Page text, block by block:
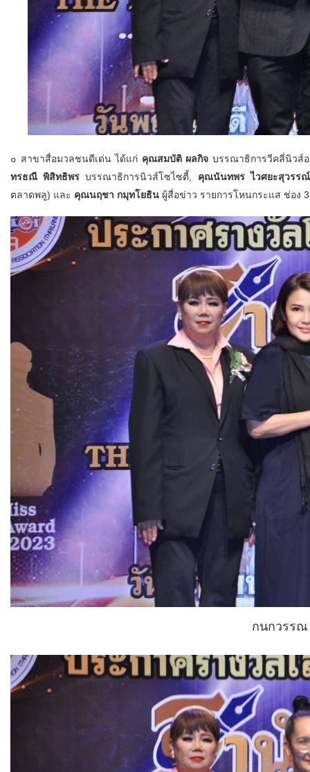
๐ สาขาสื่อมวลชนดีเด่น ได้แก่ คุณสมบัติ ผลกิจ บรรณาธิการวีคลี่นิวส์
ทรธณี พิสิทธิพร บรรณาธิการนิวส์โซไซตี้, คุณนันทพร ไวศยะสุวรรณ์
ตลาดพลู) และ คุณนฤชา กมุทโยธิน ผู้สื่อข่าว รายการโหนกระแส ช่อง
กนกวรร